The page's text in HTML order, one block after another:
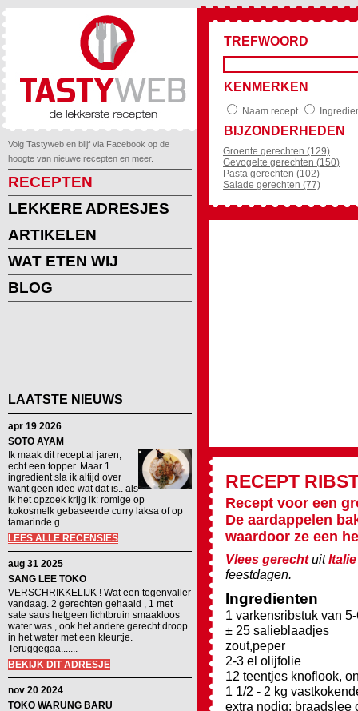
Volg Tastyweb en blijf via Facebook op de
hoogte van nieuwe recepten en meer.
RECEPTEN
LEKKERE ADRESJES
ARTIKELEN
WAT ETEN WIJ
BLOG
LAATSTE NIEUWS
apr 19 2026
SOTO AYAM
Ik maak dit recept al jaren,
echt een topper. Maar 1
ingredient sla ik altijd over
want geen idee wat dat is.. als
ik het opzoek krijg ik: romige op
kokosmelk gebaseerde curry laksa of op
tamarinde g.......
LEES ALLE RECENSIES
aug 31 2025
SANG LEE TOKO
VERSCHRIKKELIJK ! Wat een tegenvaller
vandaag. 2 gerechten gehaald , 1 met
sate saus hetgeen lichtbruin smaakloos
water was , ook het andere gerecht droop
in het water met een kleurtje.
Teruggegaa.......
BEKIJK DIT ADRESJE
nov 20 2024
TOKO WARUNG BARU
TREFWOORD
KENMERKEN
Naam recept
BIJZONDERHEDEN
Groente gerechten (129)
Gevogelte gerechten (150)
Pasta gerechten (102)
Salade gerechten (77)
RECEPT
Recept voor een
De aardappelen
waardoor ze een
Vlees gerechtuitItalie
feestdagen.
Ingredienten
1 varkensribstuk van
± 25 salieblaadjes
zout,peper
2-3 el olijfolie
12 teentjes knoflook,
1 1/2 - 2 kg
extra nodig: braadslee